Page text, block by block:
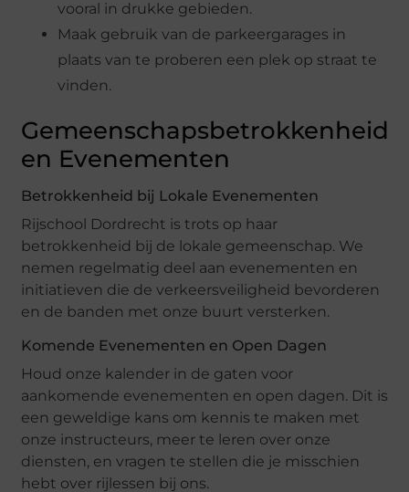
vooral in drukke gebieden.
Maak gebruik van de parkeergarages in
plaats van te proberen een plek op straat te
vinden.
Gemeenschapsbetrokkenheid
en Evenementen
Betrokkenheid bij Lokale Evenementen
Rijschool Dordrecht is trots op haar
betrokkenheid bij de lokale gemeenschap. We
nemen regelmatig deel aan evenementen en
initiatieven die de verkeersveiligheid bevorderen
en de banden met onze buurt versterken.
Komende Evenementen en Open Dagen
Houd onze kalender in de gaten voor
aankomende evenementen en open dagen. Dit is
een geweldige kans om kennis te maken met
onze instructeurs, meer te leren over onze
diensten, en vragen te stellen die je misschien
hebt over rijlessen bij ons.